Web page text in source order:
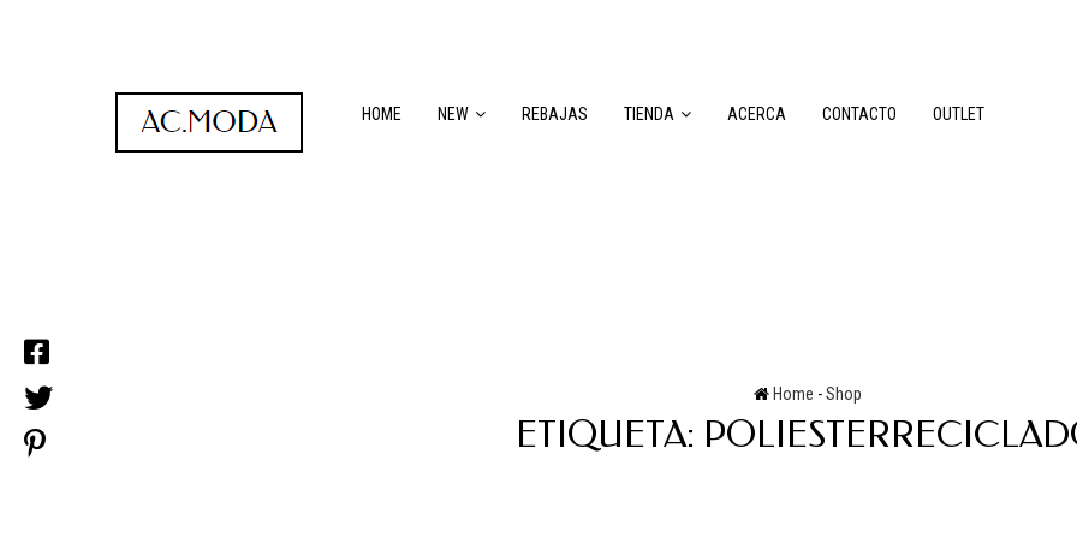
HOME NEW REBAJAS TIENDA ACERCA CONTACTO OUTLET
Home -Shop
ETIQUETA: